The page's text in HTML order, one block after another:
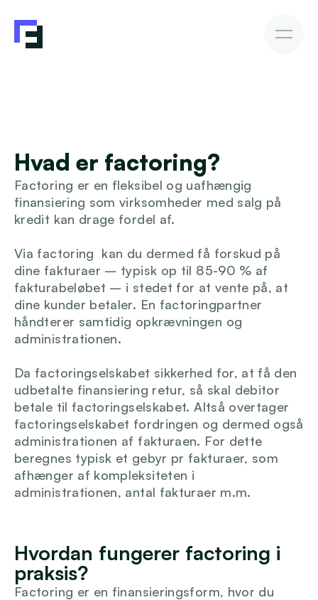
Finansiering
For investorer
Blive investor
Hvad er factoring?
Factoring er en fleksibel og uafhængig
finansiering som virksomheder med salg på
kredit kan drage fordel af.
Via factoring  kan du dermed få forskud på
dine fakturaer – typisk op til 85-90 % af
fakturabeløbet – i stedet for at vente på, at
dine kunder betaler. En factoringpartner
håndterer samtidig opkrævningen og
administrationen.
Da factoringselskabet sikkerhed for, at få den
udbetalte finansiering retur, så skal debitor
betale til factoringselskabet. Altså overtager
factoringselskabet fordringen og dermed også
administrationen af fakturaen. For dette
beregnes typisk et gebyr pr fakturaer, som
afhænger af kompleksiteten i
administrationen, antal fakturaer m.m.
Hvordan fungerer factoring i
praksis?
Factoring er en finansieringsform, hvor du